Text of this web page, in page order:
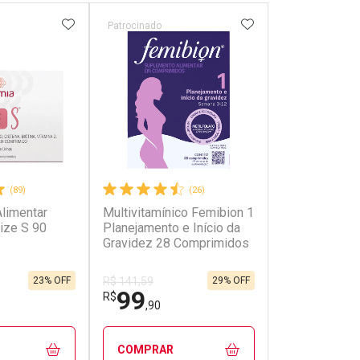
(89)
S 90
23% OFF
ADICIONAR AOS FAVORITOS
(26)
Multivitamínico Femibion 1
Planejamento e Início da
Gravidez 28 Comprimidos
Patrocinado
R$ 141,59
R$99,90
29% OFF
ADICIONAR AOS
COMPRAR